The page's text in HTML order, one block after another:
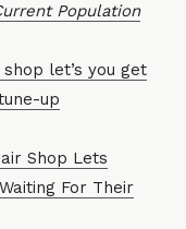
Population
let’s you get
up
Shop Lets
For Their